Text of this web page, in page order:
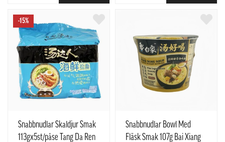
-15%
Snabbnudlar Skaldjur Smak
113gx5st/påse Tang Da Ren
Snabbnudlar Bowl Med
Fläsk Smak 107g Bai Xiang